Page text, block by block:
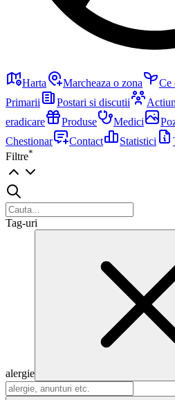
Harta Marcheaza o zona Ce
Primarii
Postari si discutii
eradicare
Produse Medici
Chestionar
Contact Statistici
Filtre*
Tag-uri
alergie